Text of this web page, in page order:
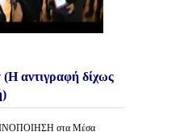
αντιγραφή δίχως
στα Μέσα